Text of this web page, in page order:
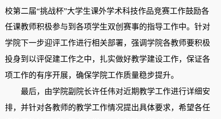
校第二届“挑战杯”大学生课外学术科技作品竞赛工作鼓励各
任课教师积极参与到各项学生双创赛事的指导工作中。 针对
学院下一步迎评工作进行相关部署， 强调学院各教师要积极
投身到以评促建工作之中， 扎实做好教学建设工作， 保证各
项工作的有序开展， 确保学院工作质量稳步提升。
最后， 由学院副院长许任伟对近期教学工作进行详细安
排， 并针对各教师的教学工作情况提出具体要求， 希望各任